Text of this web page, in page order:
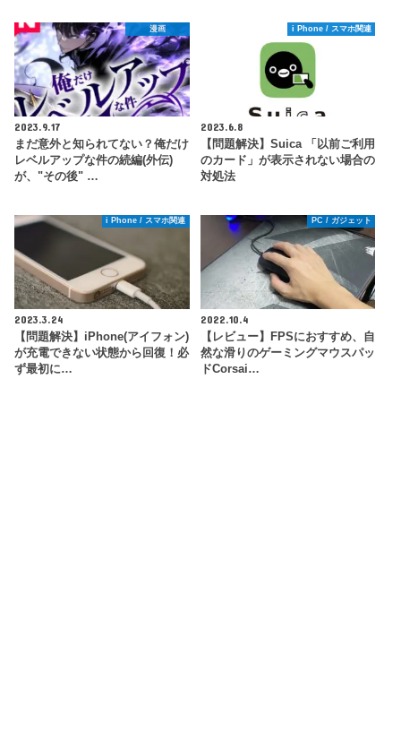
漫画
2023.9.17
まだ意外と知られてない？俺だけ
レベルアップな件の続編(外伝)
が、"その後" …
i Phone / スマホ関連
2023.6.8
【問題解決】Suica 「以前ご利用
のカード」が表示されない場合の
対処法
i Phone / スマホ関連
2023.3.24
【問題解決】iPhone(アイフォン)
が充電できない状態から回復！必
ず最初に…
PC / ガジェット
2022.10.4
【レビュー】FPSにおすすめ、自
然な滑りのゲーミングマウスパッ
ドCorsai…